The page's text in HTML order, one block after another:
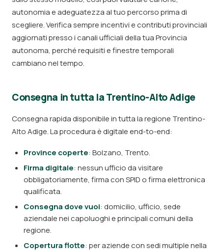
autonomia e adeguatezza al tuo percorso prima di
scegliere. Verifica sempre incentivi e contributi provinciali
aggiornati presso i canali ufficiali della tua Provincia
autonoma, perché requisiti e finestre temporali
cambiano nel tempo.
Consegna in tutta la Trentino-Alto Adige
Consegna rapida disponibile in tutta la regione Trentino-
Alto Adige. La procedura è digitale end-to-end:
Province coperte: Bolzano, Trento.
Firma digitale: nessun ufficio da visitare
obbligatoriamente, firma con SPID o firma elettronica
qualificata.
Consegna dove vuoi: domicilio, ufficio, sede
aziendale nei capoluoghi e principali comuni della
regione.
Copertura flotte: per aziende con sedi multiple nella